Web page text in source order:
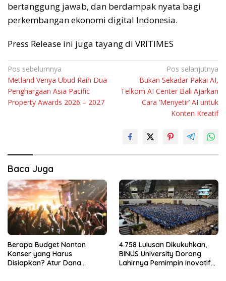
bertanggung jawab, dan berdampak nyata bagi
perkembangan ekonomi digital Indonesia.
Press Release ini juga tayang di VRITIMES
Navigasi
pos
Pos sebelumnya
Metland Venya Ubud Raih Dua
Penghargaan Asia Pacific
Property Awards 2026 – 2027
Pos selanjutnya
Bukan Sekadar Pakai AI,
Telkom AI Center Bali Ajarkan
Cara ‘Menyetir’ AI untuk
Konten Kreatif
Baca Juga
Berapa Budget Nonton
Konser yang Harus
Disiapkan? Atur Dana
4.758 Lulusan Dikukuhkan,
BINUS University Dorong
Lahirnya Pemimpin Inovatif